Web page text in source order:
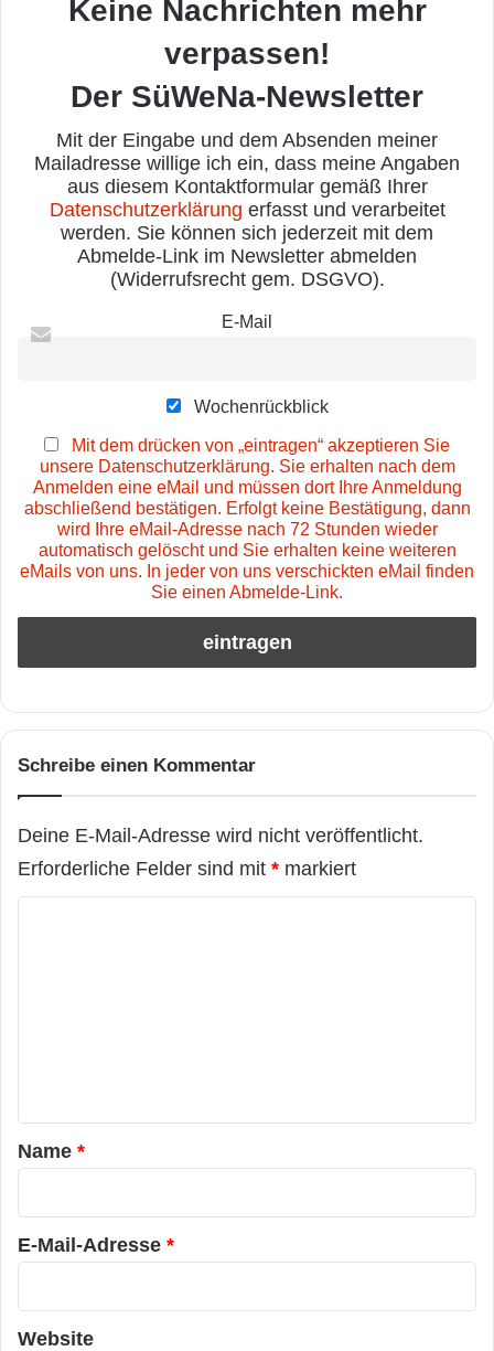
Keine Nachrichten mehr
verpassen!
Der SüWeNa-Newsletter
Mit der Eingabe und dem Absenden meiner
Mailadresse willige ich ein, dass meine Angaben
aus diesem Kontaktformular gemäß Ihrer
Datenschutzerklärung erfasst und verarbeitet
werden. Sie können sich jederzeit mit dem
Abmelde-Link im Newsletter abmelden
(Widerrufsrecht gem. DSGVO).
E-Mail
Wochenrückblick
Mit dem drücken von „eintragen“ akzeptieren Sie
unsere Datenschutzerklärung. Sie erhalten nach dem
Anmelden eine eMail und müssen dort Ihre Anmeldung
abschließend bestätigen. Erfolgt keine Bestätigung, dann
wird Ihre eMail-Adresse nach 72 Stunden wieder
automatisch gelöscht und Sie erhalten keine weiteren
eMails von uns. In jeder von uns verschickten eMail finden
Sie einen Abmelde-Link.
Schreibe einen Kommentar
Deine E-Mail-Adresse wird nicht veröffentlicht.
Erforderliche Felder sind mit * markiert
a
r
*
Name *
E-Mail-Adresse *
Website